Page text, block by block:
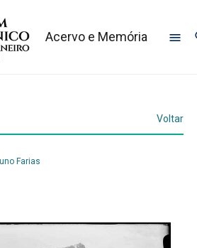
Acervo e Memória
Voltar
Farias